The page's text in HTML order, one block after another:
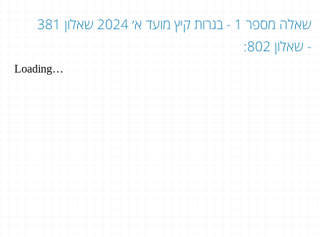
שאלה מספר 1 - בגרות קיץ מועד א׳ 2024 שאלון 381
- שאלון 802: